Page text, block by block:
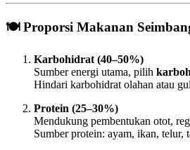
🍽️ Proporsi Makanan
Karbohidrat (40–50%)
Sumber energi utama, pilih
Hindari karbohidrat olahan atau
Protein (25–30%)
Mendukung pembentukan otot,
Sumber protein: ayam, ikan, telur,